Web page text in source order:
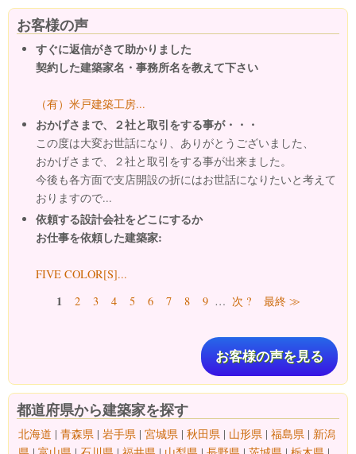
お客様の声
すぐに返信がきて助かりました
契約した建築家名・事務所名を教えて下さい
（有）米戸建築工房...
おかげさまで、２社と取引をする事が・・・
この度は大変お世話になり、ありがとうございました、
おかげさまで、２社と取引をする事が出来ました。
今後も各方面で支店開設の折にはお世話になりたいと考えて
おりますので...
依頼する設計会社をどこにするか
お仕事を依頼した建築家:
FIVE COLOR[S]...
ページ1 2 3 4 5 6 7 8 9 … 次 ? 最終 ≫
お客様の声を見る
都道府県から建築家を探す
北海道 | 青森県 | 岩手県 | 宮城県 | 秋田県 | 山形県 | 福島県 | 新潟